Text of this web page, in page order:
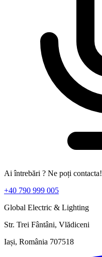
Ai întrebări ? Ne poți contacta!
+40 790 999 005
Global Electric & Lighting
Str. Trei Fântâni, Vlădiceni
Iași, România 707518